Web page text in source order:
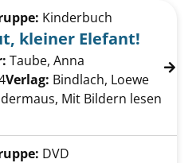
von Nur Mut, kleiner
Kinderbuch
kleiner Elefant!
Taube, Anna Suche nach
Verlag: Bindlach, Loewe
Mit Bildern lesen
DVD